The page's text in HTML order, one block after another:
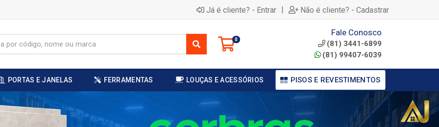
Já é cliente? - Entrar | Não é cliente? - Cadastrar
0
Fale Conosco
(81) 3441-6899
(81) 99407-6039
PORTAS E JANELAS FERRAMENTAS LOUÇAS E ACESSÓRIOS PISOS E REVESTIMENTOS